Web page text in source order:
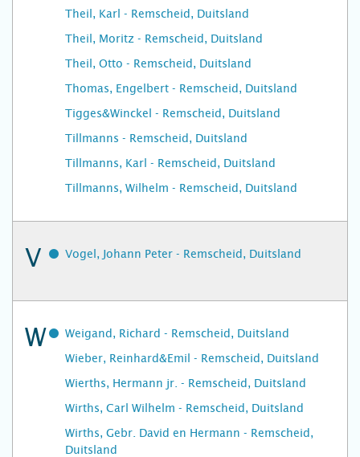
Theil, Karl - Remscheid, Duitsland
Theil, Moritz - Remscheid, Duitsland
Theil, Otto - Remscheid, Duitsland
Thomas, Engelbert - Remscheid, Duitsland
Tigges&Winckel - Remscheid, Duitsland
Tillmanns - Remscheid, Duitsland
Tillmanns, Karl - Remscheid, Duitsland
Tillmanns, Wilhelm - Remscheid, Duitsland
V Vogel, Johann Peter - Remscheid, Duitsland
W
Weigand, Richard - Remscheid, Duitsland
Wieber, Reinhard&Emil - Remscheid, Duitsland
Wierths, Hermann jr. - Remscheid, Duitsland
Wirths, Carl Wilhelm - Remscheid, Duitsland
Wirths, Gebr. David en Hermann - Remscheid,
Duitsland